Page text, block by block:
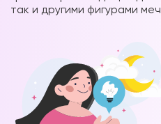
так и другими фигурами